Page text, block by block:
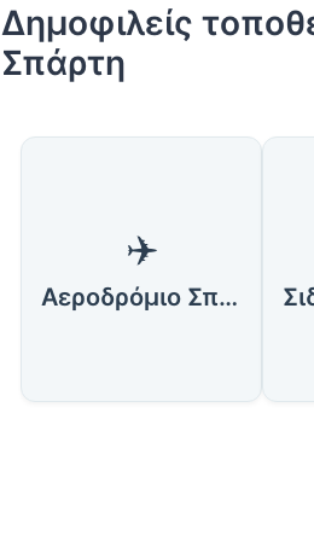
Δημοφιλείς
Σπάρτη
✈️
Αεροδρόμιο Σπάρτης (Αεροδρόμιο Τρίπολης)